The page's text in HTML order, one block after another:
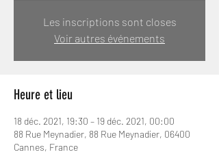
Les inscriptions sont closes
Voir autres événements
Heure et lieu
18 déc. 2021, 19:30 – 19 déc. 2021, 00:00
88 Rue Meynadier, 88 Rue Meynadier, 06400
Cannes, France